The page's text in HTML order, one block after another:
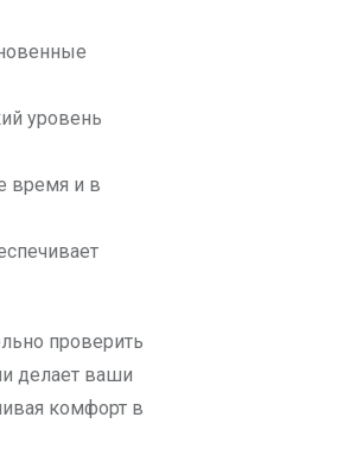
уровень
время и в
проверить
делает ваши
комфорт в